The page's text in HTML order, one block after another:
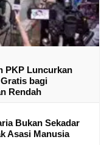
PKP Luncurkan
bagi
Rendah
Bukan Sekadar
Asasi Manusia